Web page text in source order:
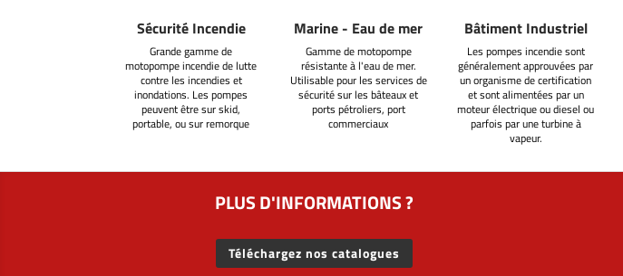
Sécurité Incendie
Grande gamme de
motopompe incendie de lutte
contre les incendies et
inondations. Les pompes
peuvent être sur skid,
portable, ou sur remorque
Marine - Eau de mer
Gamme de motopompe
résistante à l'eau de mer.
Utilisable pour les services de
sécurité sur les bâteaux et
ports pétroliers, port
commerciaux
Bâtiment Industriel
Les pompes incendie sont
généralement approuvées par
un organisme de certification
et sont alimentées par un
moteur électrique ou diesel ou
parfois par une turbine à
vapeur.
PLUS D'INFORMATIONS ?
Téléchargez nos catalogues